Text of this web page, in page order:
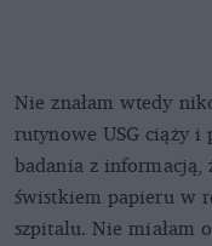
Nie znałam wtedy
rutynowe USG ciąży i
badania z informacją,
świstkiem papieru w
szpitalu. Nie miałam